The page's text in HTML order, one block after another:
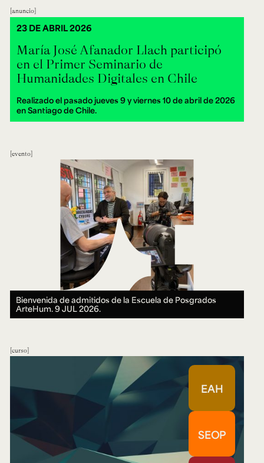
anuncio
María José Afanador Llach participó
en el Primer Seminario de
Humanidades Digitales en Chile
Realizado el pasado jueves 9 y viernes 10 de abril de 2026
en Santiago de Chile.
23 DE ABRIL 2026
evento
Bienvenida de admitidos de la Escuela de Posgrados
ArteHum.9 JUL 2026.
curso
EAH
SEOP